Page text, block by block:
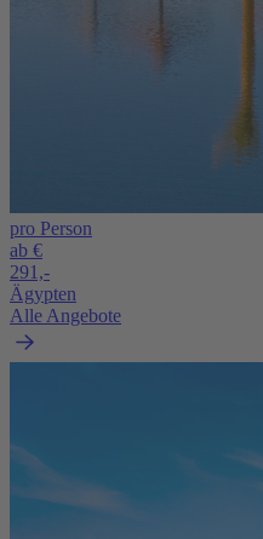
pro Person
ab €
291,-
Ägypten
Alle Angebote